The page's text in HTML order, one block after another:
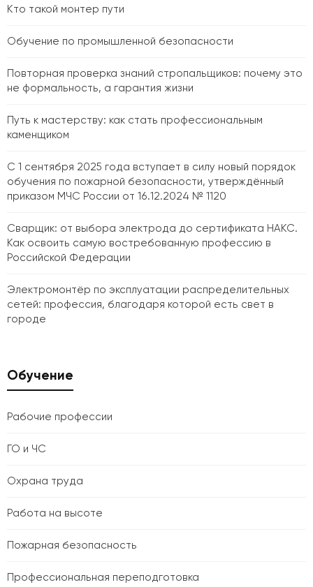
Кто такой монтер пути
Обучение по промышленной безопасности
Повторная проверка знаний стропальщиков: почему это
не формальность, а гарантия жизни
Путь к мастерству: как стать профессиональным
каменщиком
С 1 сентября 2025 года вступает в силу новый порядок
обучения по пожарной безопасности, утверждённый
приказом МЧС России от 16.12.2024 № 1120
Сварщик: от выбора электрода до сертификата НАКС.
Как освоить самую востребованную профессию в
Российской Федерации
Электромонтёр по эксплуатации распределительных
сетей: профессия, благодаря которой есть свет в
городе
Обучение
Рабочие профессии
ГО и ЧС
Охрана труда
Работа на высоте
Пожарная безопасность
Профессиональная переподготовка